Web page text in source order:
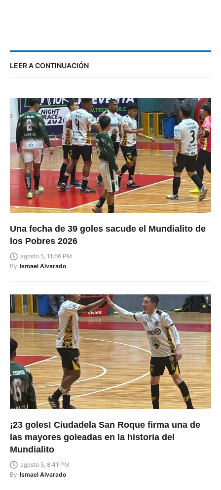
LEER A CONTINUACIÓN
Una fecha de 39 goles sacude el Mundialito de
los Pobres 2026
agosto 5, 11:56 PM
By
Ismael Alvarado
¡23 goles! Ciudadela San Roque firma una de
las mayores goleadas en la historia del
Mundialito
agosto 5, 8:41 PM
By
Ismael Alvarado